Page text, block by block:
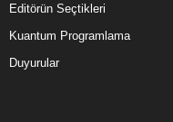
Editörün Seçtikleri
Kuantum Programlama
Duyurular